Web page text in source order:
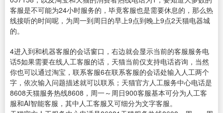
客服是不可能为24小时服务的，毕竟客服也是需要休息的，那么热
线接听的时间呢，为周一到周日的早上9点到晚上9点2天猫电器城
的。
4进入到和机器客服的会话窗口，右边就会显示当前的客服服务电
话5如果需要在线人工客服的话，天猫当前仅支持电话咨询，当然
你也可以通过淘宝，联系客服6在联系客服的会话处输入人工两个
字，依次输入问题描述就可以联系；天猫官方人工服务中心电话是
8608天猫服务热线8608，周一～周日900客服基本可分为人工客
服和AI智能客服，其中人工客服又可细分为文字客服。